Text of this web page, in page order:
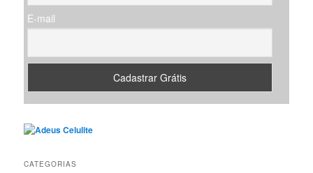
E-mail
CATEGORIAS